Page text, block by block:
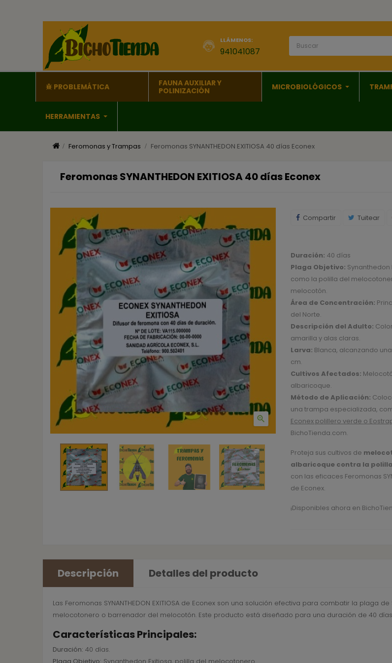
LLÁMENOS:
941041087
PROBLEMÁTICA
FAUNA AUXILIAR Y
POLINIZACIÓN
MICROBIOLÓGICOS
HERRAMIENTAS
Feromonas y Trampas Feromonas SYNANTHEDON EXITIOSA 40 días Econex
Feromonas SYNANTHEDON EXITIOSA 40 días Econex

Compartir Tuitear
Duración: 40 días
Plaga Objetivo: Synanthedon
como la polilla del
melocotón.
Área de Concentración:
del Norte.
Descripción del Adulto:
amarilla y alas claras.
Larva: Blanca, alcanzando
cm.
Cultivos Afectados:
albaricoque.
Método de Aplicación:
una trampa especializada,
Econex polillero verde o
BichoTienda.com.
Proteja sus cultivos de
albaricoque contra la
con las eficaces Feromonas
de Econex.
¡Disponibles ahora en
Descripción Detalles del producto
Las Feromonas SYNANTHEDON EXITIOSA de Econex son una solución efectiva para combatir la
melocotonero o barrenador del melocotón. Este producto está diseñado para una duración de 40
Características Principales:
Duración: 40 días.